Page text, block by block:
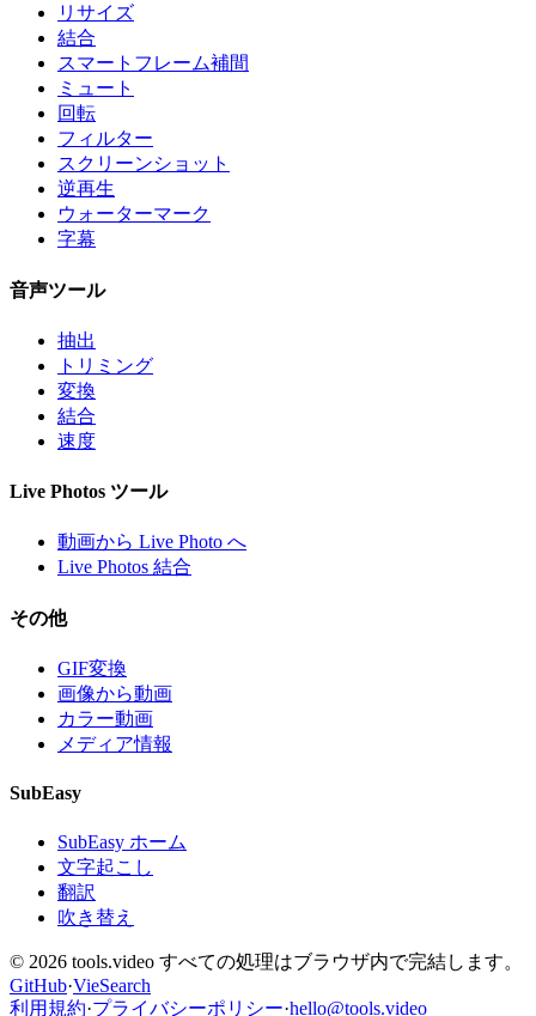
リサイズ
結合
スマートフレーム補間
ミュート
回転
フィルター
スクリーンショット
逆再生
ウォーターマーク
字幕
音声ツール
抽出
トリミング
変換
結合
速度
Live Photos ツール
動画から Live Photo へ
Live Photos 結合
その他
GIF変換
画像から動画
カラー動画
メディア情報
SubEasy
SubEasy ホーム
文字起こし
翻訳
吹き替え
© 2026 tools.video すべての処理はブラウザ内で完結します。
GitHub·VieSearch
利用規約·プライバシーポリシー·hello@tools.video